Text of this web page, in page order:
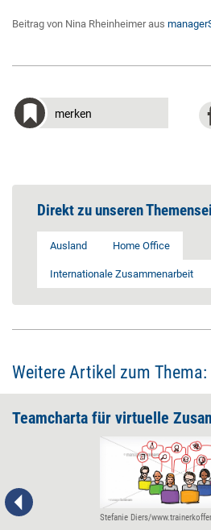
Beitrag von Nina Rheinheimer aus
merken
Direkt zu unseren
Ausland Home Office
Internationale Zusammenarbeit
Weitere Artikel zum Thema:
Teamcharta für virtuelle
Stefanie Diers/